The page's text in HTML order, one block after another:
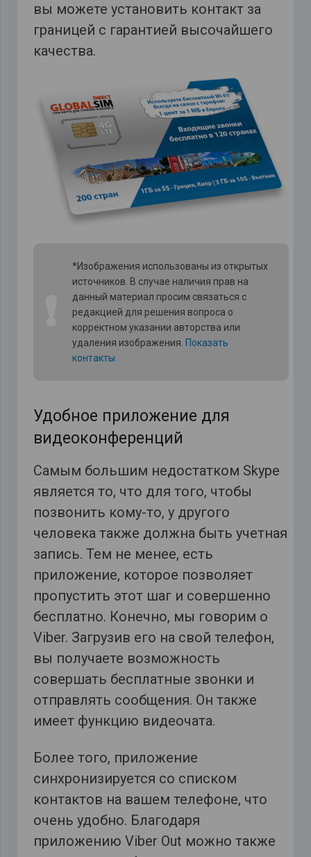
вы можете установить контакт за
границей с гарантией высочайшего
качества.
*Изображения использованы из открытых
источников. В случае наличия прав на
данный материал просим связаться с
редакцией для решения вопроса о
корректном указании авторства или
удаления изображения. Показать
контакты
Удобное приложение для
видеоконференций
Самым большим недостатком Skype
является то, что для того, чтобы
позвонить кому-то, у другого
человека также должна быть учетная
запись. Тем не менее, есть
приложение, которое позволяет
пропустить этот шаг и совершенно
бесплатно. Конечно, мы говорим о
Viber. Загрузив его на свой телефон,
вы получаете возможность
совершать бесплатные звонки и
отправлять сообщения. Он также
имеет функцию видеочата.
Более того, приложение
синхронизируется со списком
контактов на вашем телефоне, что
очень удобно. Благодаря
приложению Viber Out можно также